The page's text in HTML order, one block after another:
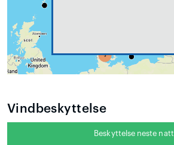
Vindbeskyttelse
Beskyttelse neste natt